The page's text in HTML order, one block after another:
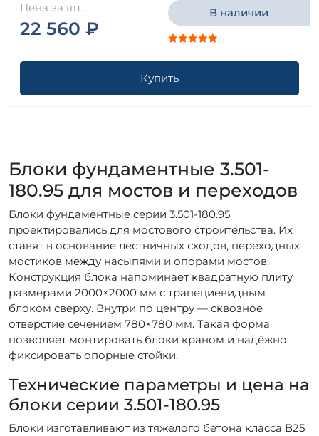
Цена за шт.
22 560 ₽
В наличии
Купить
Блоки фундаментные 3.501-
180.95 для мостов и переходов
Блоки фундаментные серии 3.501-180.95
проектировались для мостового строительства. Их
ставят в основание лестничных сходов, переходных
мостиков между насыпями и опорами мостов.
Конструкция блока напоминает квадратную плиту
размерами 2000×2000 мм с трапециевидным
блоком сверху. Внутри по центру — сквозное
отверстие сечением 780×780 мм. Такая форма
позволяет монтировать блоки краном и надёжно
фиксировать опорные стойки.
Технические параметры и цена на
блоки серии 3.501-180.95
Блоки изготавливают из тяжелого бетона класса В25